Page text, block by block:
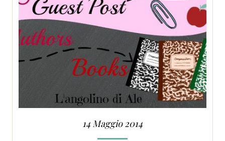
CONTATTI
14 Maggio 2014